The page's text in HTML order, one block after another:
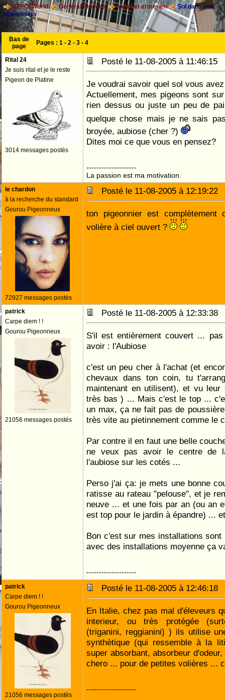
CFPOI World Général Pigeons santé et entretien
Sol dans vos
pigeonniers
Bas de
page
Pages : 1 - 2 - 3 - 4
Rital 24
Je suis rital et je le reste
Pigeon de Platine
3014 messages postés
Posté le 11-08-2005 à 11:46:15
Je voudrai savoir quel sol vous
Actuellement, mes pigeons sont
rien dessus ou juste un peu de
quelque chose mais je ne sais
broyée, aubiose (cher ?)
Dites moi ce que vous en pensez?
--------------------
La passion est ma motivation.
le chardon
à la recherche du standard
Gourou Pigeonneux
72927 messages postés
Posté le 11-08-2005 à 12:19:22
ton pigeonnier est
volière à ciel ouvert ?
patrick
Carpe diem ! !
Gourou Pigeonneux
21056 messages postés
Posté le 11-08-2005 à 12:33:38
S'il est entièrement couvert ...
avoir : l'Aubiose
c'est un peu cher à l'achat (et
chevaux dans ton coin, tu
maintenant en utilisent), et vu
très bas ) ... Mais c'est le top ...
un max, ça ne fait pas de
très vite au pietinnement comme le
Par contre il en faut une belle
ne veux pas avoir le centre de
l'aubiose sur les cotés ...
Perso j'ai ça: je mets une bonne
ratisse au rateau "pelouse", et je
neuve ... et une fois par an (ou an
est top pour le jardin à épandre) ...
Bon c'est sur mes installations
avec des installations moyenne ça
--------------------
patrick
Carpe diem ! !
Gourou Pigeonneux
21056 messages postés
Posté le 11-08-2005 à 12:46:18
En Italie, chez pas mal d'éleveurs
interieur, ou très protégée
(triganini, reggianini) ) ils utilise
synthètique (qui ressemble à la
super absorbant, absorbeur
chero ... pour de petites volières ...
--------------------